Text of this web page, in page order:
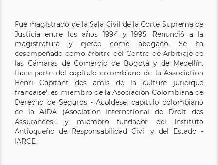
Fue magistrado de la Sala Civil de la Corte Suprema de
Justicia entre los años 1994 y 1995. Renunció a la
magistratura y ejerce como abogado. Se ha
desempeñado como árbitro del Centro de Arbitraje de
las Cámaras de Comercio de Bogotá y de Medellín.
Hace parte del capítulo colombiano de la Association
Henri Capitant des amis de la culture juridique
francaise'; es miembro de la Asociación Colombiana de
Derecho de Seguros - Acoldese, capítulo colombiano
de la AIDA (Asociation International de Droit des
Assurances); y miembro fundador del Instituto
Antioqueño de Responsabilidad Civil y del Estado -
IARCE.